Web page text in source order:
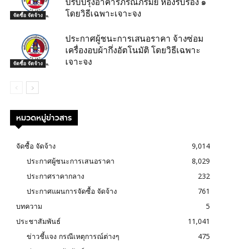
จัดซื้อ จัดจ้าง
ปรับปรุงอาคารภรณ์ภิรมย์ ห้องรับรอง ๑
โดยวิธีเฉพาะเจาะจง
จัดซื้อ จัดจ้าง
ประกาศผู้ชนะการเสนอราคา จ้างซ่อม
เครื่องอบผ้ากึ่งอัตโนมัติ โดยวิธีเฉพาะ
เจาะจง
หมวดหมู่ข่าวสาร
จัดซื้อ จัดจ้าง
9,014
ประกาศผู้ชนะการเสนอราคา
8,029
ประกาศราคากลาง
232
ประกาศแผนการจัดซื้อ จัดจ้าง
761
บทความ
5
ประชาสัมพันธ์
11,041
ข่าวชี้แจง กรณีเหตุการณ์ต่างๆ
475